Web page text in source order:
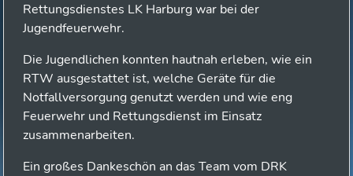
Rettungsdienstes LK Harburg war bei der
Jugendfeuerwehr.
Die Jugendlichen konnten hautnah erleben, wie ein
RTW ausgestattet ist, welche Geräte für die
Notfallversorgung genutzt werden und wie eng
Feuerwehr und Rettungsdienst im Einsatz
zusammenarbeiten.
Ein großes Dankeschön an das Team vom DRK